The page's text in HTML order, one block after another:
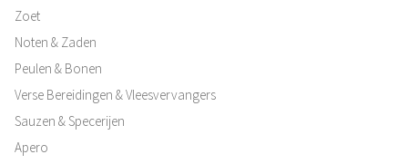
Zoet
Noten & Zaden
Peulen & Bonen
Verse Bereidingen & Vleesvervangers
Sauzen & Specerijen
Apero